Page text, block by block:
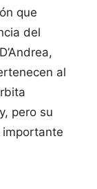
que
del
al
pero su
importante